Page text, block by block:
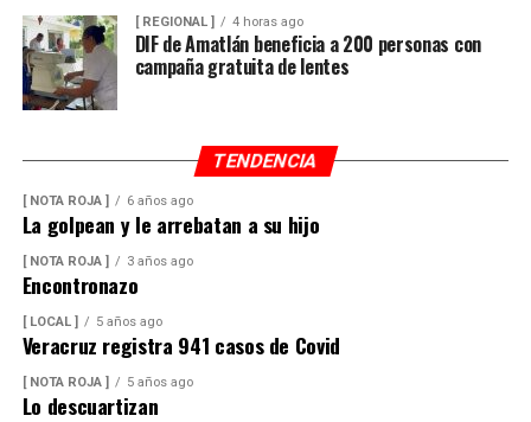
[ REGIONAL ] 4 horas ago
DIF de Amatlán beneficia a 200 personas con
campaña gratuita de lentes
TENDENCIA
[ NOTA ROJA ] 6 años ago
La golpean y le arrebatan a su hijo
[ NOTA ROJA ] 3 años ago
Encontronazo
[ LOCAL ] 5 años ago
Veracruz registra 941 casos de Covid
[ NOTA ROJA ] 5 años ago
Lo descuartizan